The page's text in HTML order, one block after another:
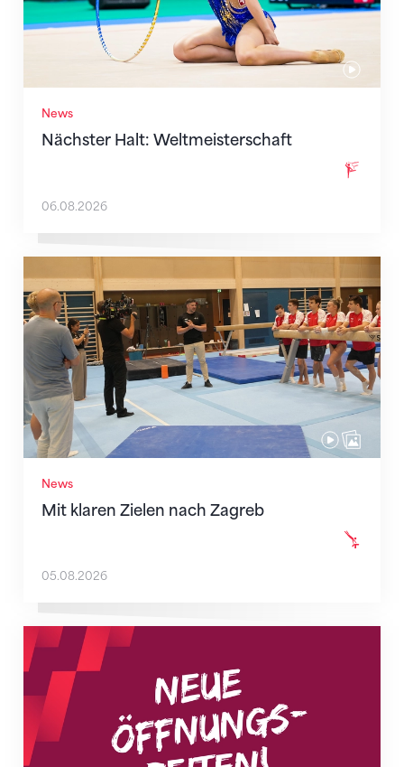
News
Nächster Halt: Weltmeisterschaft
06.08.2026
News
Mit klaren Zielen nach Zagreb
Mit klaren Zielen nach Zagreb
05.08.2026
Neue Empfangszeiten ab 1. August 2026